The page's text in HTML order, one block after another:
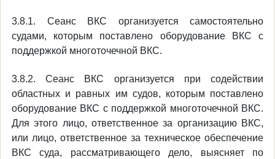
3.8.1. Сеанс ВКС организуется самостоятельно
судами, которым поставлено оборудование ВКС с
поддержкой многоточечной ВКС.
3.8.2. Сеанс ВКС организуется при содействии
областных и равных им судов, которым поставлено
оборудование ВКС с поддержкой многоточечной ВКС.
Для этого лицо, ответственное за организацию ВКС,
или лицо, ответственное за техническое обеспечение
ВКС суда, рассматривающего дело, выясняет по